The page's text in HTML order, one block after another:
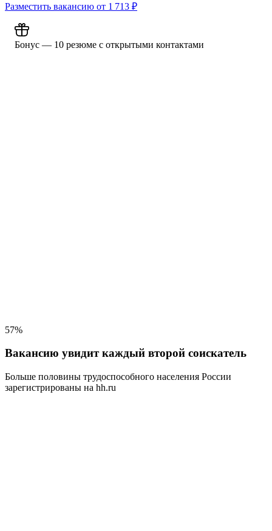
Разместить вакансию от 1 713 ₽
Бонус — 10 резюме с открытыми контактами
57%
Вакансию увидит каждый второй соискатель
Больше половины трудоспособного населения России
зарегистрированы на hh.ru